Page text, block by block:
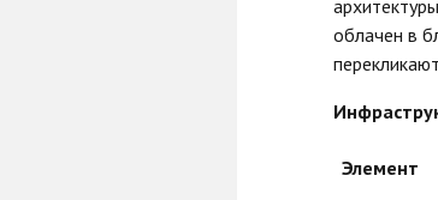
облачен в
Элемент